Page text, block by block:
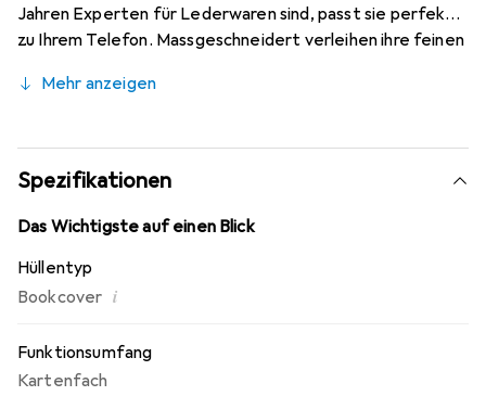
Jahren Experten für Lederwaren sind, passt sie perfekt
zu Ihrem Telefon. Massgeschneidert verleihen ihre feinen
und unverzichtbaren Accessoire Ihres Smartphones.
ist die Marke Noreve eine sichere Wahl für eine
anspruchsvolle Kundschaft.
Mehr anzeigen
Spezifikationen
Das Wichtigste auf einen Blick
Hüllentyp
Bookcover i
Funktionsumfang
Kartenfach